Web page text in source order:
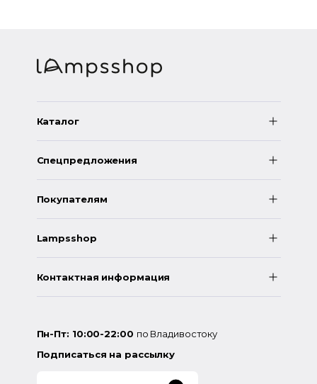
Каталог
Спецпредложения
Покупателям
Lampsshop
Контактная информация
Пн-Пт: 10:00-22:00 по Владивостоку
Подписаться на рассылку